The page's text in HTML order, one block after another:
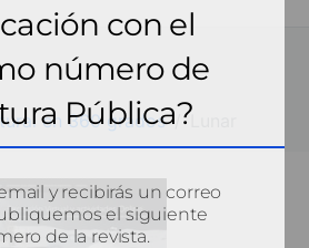
en 360 grados
con el
número de
Pública?
y recibirás un correo
el siguiente
de la revista.